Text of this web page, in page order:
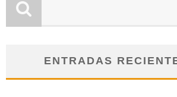
ENTRADAS